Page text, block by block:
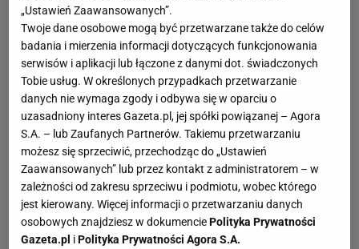
„Ustawień Zaawansowanych”.
Twoje dane osobowe mogą być przetwarzane także do celów
badania i mierzenia informacji dotyczących funkcjonowania
serwisów i aplikacji lub łączone z danymi dot. świadczonych
Tobie usług. W określonych przypadkach przetwarzanie
danych nie wymaga zgody i odbywa się w oparciu o
uzasadniony interes Gazeta.pl, jej spółki powiązanej – Agora
S.A. – lub Zaufanych Partnerów. Takiemu przetwarzaniu
możesz się sprzeciwić, przechodząc do „Ustawień
Zaawansowanych” lub przez kontakt z administratorem – w
zależności od zakresu sprzeciwu i podmiotu, wobec którego
jest kierowany. Więcej informacji o przetwarzaniu danych
osobowych znajdziesz w dokumenciePolityka Prywatności
Gazeta.pl iPolityka Prywatności Agora S.A.